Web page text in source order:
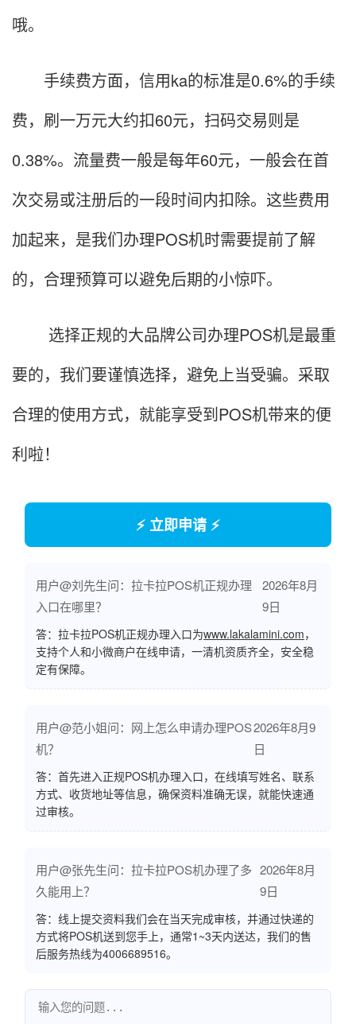
哦。
手续费方面，信用ka的标准是0.6%的手续
费，刷一万元大约扣60元，扫码交易则是
0.38%。流量费一般是每年60元，一般会在首
次交易或注册后的一段时间内扣除。这些费用
加起来，是我们办理POS机时需要提前了解
的，合理预算可以避免后期的小惊吓。
选择正规的大品牌公司办理POS机是最重
要的，我们要谨慎选择，避免上当受骗。采取
合理的使用方式，就能享受到POS机带来的便
利啦！
⚡ 立即申请 ⚡
用户@刘先生问：拉卡拉POS机正规办理
入口在哪里？
2026年8月
9日
答：拉卡拉POS机正规办理入口为www.lakalamini.com，
支持个人和小微商户在线申请，一清机资质齐全，安全稳
定有保障。
用户@范小姐问：网上怎么申请办理POS
机？
2026年8月9
日
答：首先进入正规POS机办理入口，在线填写姓名、联系
方式、收货地址等信息，确保资料准确无误，就能快速通
过审核。
用户@张先生问：拉卡拉POS机办理了多
久能用上？
2026年8月
9日
答：线上提交资料我们会在当天完成审核，并通过快递的
方式将POS机送到您手上，通常1~3天内送达，我们的售
后服务热线为4006689516。